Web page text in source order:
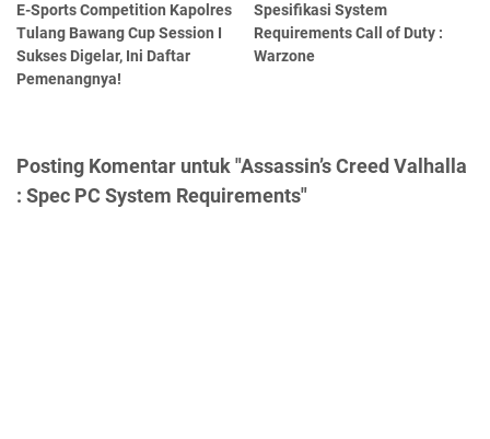
E-Sports Competition Kapolres
Tulang Bawang Cup Session I
Sukses Digelar, Ini Daftar
Pemenangnya!
Spesifikasi System
Requirements Call of Duty :
Warzone
Posting Komentar untuk "Assassin’s Creed Valhalla
: Spec PC System Requirements"